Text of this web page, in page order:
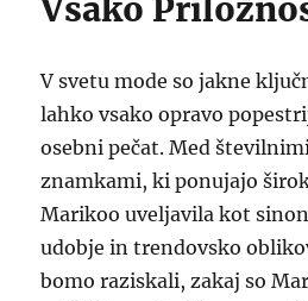
Vsako
V svetu mode so jakne
lahko vsako opravo
osebni pečat. Med
znamkami, ki ponujajo
Marikoo uveljavila kot
udobje in trendovsko
bomo raziskali, zakaj so